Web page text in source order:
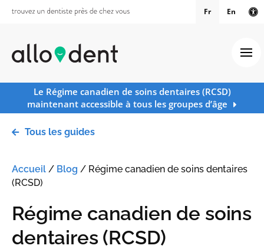
Fr En
Le Régime canadien de soins dentaires (RCSD)
maintenant accessible à tous les groupes d’âge
Tous les guides
Accueil / Blog / Régime canadien de soins dentaires
(RCSD)
Régime canadien de soins
dentaires (RCSD)